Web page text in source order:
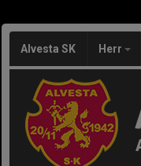
Alvesta SK Herr